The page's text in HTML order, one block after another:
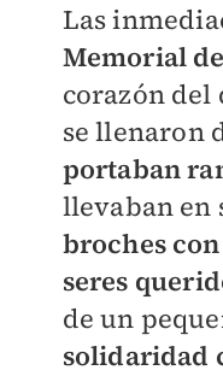
Las
Memorial
corazón
se llenaron
portaban
llevaban en
broches
seres
de un
solidaridad